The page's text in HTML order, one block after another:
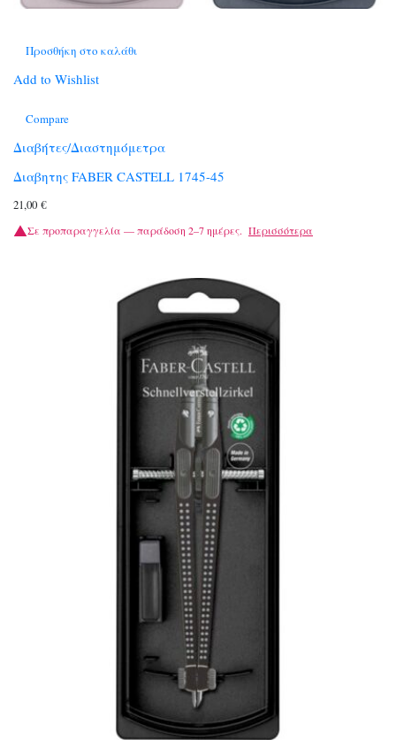
Προσθήκη στο καλάθι
Add to Wishlist
Compare
Διαβήτες/Διαστημόμετρα
Διαβητης FABER CASTELL 1745-45
21,00 €
Σε προπαραγγελία — παράδοση 2–7 ημέρες. Περισσότερα